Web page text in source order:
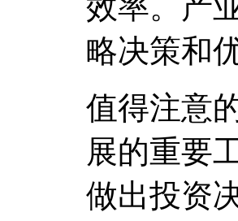
效率。产
略决策和
值得注意
展的重要
做出投资